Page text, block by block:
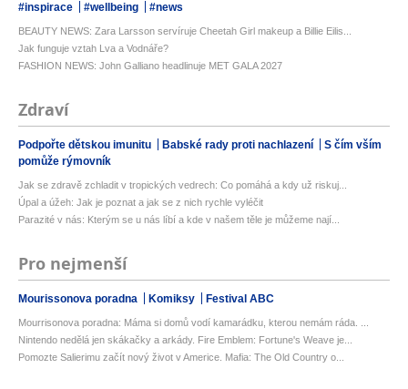
#inspirace #wellbeing #news
BEAUTY NEWS: Zara Larsson servíruje Cheetah Girl makeup a Billie Eilis...
Jak funguje vztah Lva a Vodnáře?
FASHION NEWS: John Galliano headlinuje MET GALA 2027
Zdraví
Podpořte dětskou imunitu Babské rady proti nachlazení
S čím vším
pomůže rýmovník
Jak se zdravě zchladit v tropických vedrech: Co pomáhá a kdy už riskuj...
Úpal a úžeh: Jak je poznat a jak se z nich rychle vyléčit
Parazité v nás: Kterým se u nás líbí a kde v našem těle je můžeme nají...
Pro nejmenší
Mourissonova poradna Komiksy Festival ABC
Mourrisonova poradna: Máma si domů vodí kamarádku, kterou nemám ráda. ...
Nintendo nedělá jen skákačky a arkády. Fire Emblem: Fortune's Weave je...
Pomozte Salierimu začít nový život v Americe. Mafia: The Old Country o...